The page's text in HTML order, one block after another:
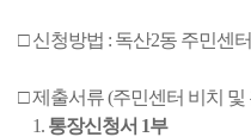
□ 신청방법 : 독산2동 주민센
□ 제출서류 (주민센터 비치
1. 통장신청서 1부